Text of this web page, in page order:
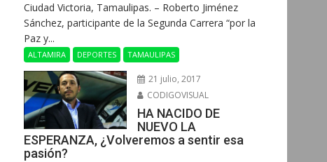
Ciudad Victoria, Tamaulipas. – Roberto Jiménez
Sánchez, participante de la Segunda Carrera “por la
Paz y...
ALTAMIRA DEPORTES TAMAULIPAS
21 julio, 2017
CODIGOVISUAL
HA NACIDO DE
NUEVO LA
ESPERANZA, ¿Volveremos a sentir esa
pasión?